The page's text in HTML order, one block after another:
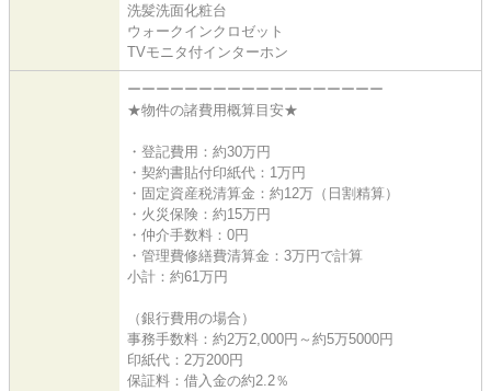
洗髪洗面化粧台
ウォークインクロゼット
TVモニタ付インターホン
ーーーーーーーーーーーーーーーーーー
★物件の諸費用概算目安★
・登記費用：約30万円
・契約書貼付印紙代：1万円
・固定資産税清算金：約12万（日割精算）
・火災保険：約15万円
・仲介手数料：0円
・管理費修繕費清算金：3万円で計算
小計：約61万円
（銀行費用の場合）
事務手数料：約2万2,000円～約5万5000円
印紙代：2万200円
保証料：借入金の約2.2％